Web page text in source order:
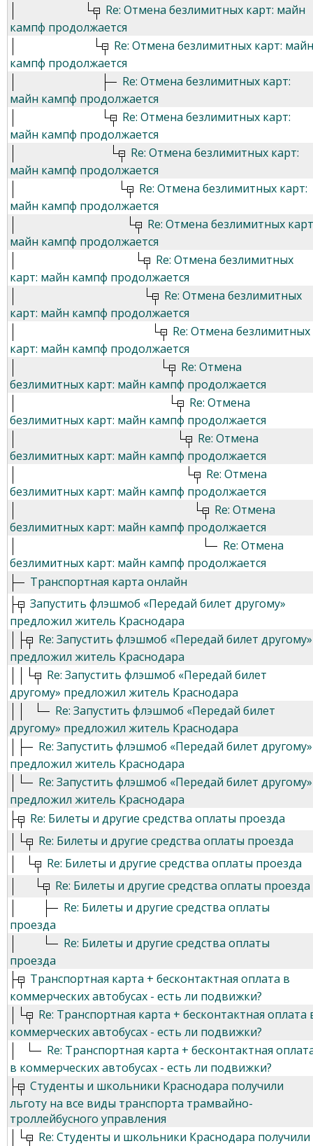
Re: Отмена безлимитных карт: майн
кампф продолжается
Re: Отмена безлимитных карт: майн
кампф продолжается
Re: Отмена безлимитных карт:
майн кампф продолжается
Re: Отмена безлимитных карт:
майн кампф продолжается
Re: Отмена безлимитных карт:
майн кампф продолжается
Re: Отмена безлимитных карт:
майн кампф продолжается
Re: Отмена безлимитных
майн кампф продолжается
Re: Отмена безлимитных
карт: майн кампф продолжается
Re: Отмена безлимитных
карт: майн кампф продолжается
Re: Отмена безлимитных
карт: майн кампф продолжается
Re: Отмена
безлимитных карт: майн кампф продолжается
Re: Отмена
безлимитных карт: майн кампф продолжается
Re: Отмена
безлимитных карт: майн кампф продолжается
Re: Отмена
безлимитных карт: майн кампф продолжается
Re: Отмена
безлимитных карт: майн кампф продолжается
Re: Отмена
безлимитных карт: майн кампф продолжается
Транспортная карта онлайн
Запустить флэшмоб «Передай билет другому»
предложил житель Краснодара
Re: Запустить флэшмоб «Передай билет другому»
предложил житель Краснодара
Re: Запустить флэшмоб «Передай билет
другому» предложил житель Краснодара
Re: Запустить флэшмоб «Передай билет
другому» предложил житель Краснодара
Re: Запустить флэшмоб «Передай билет другому»
предложил житель Краснодара
Re: Запустить флэшмоб «Передай билет другому»
предложил житель Краснодара
Re: Билеты и другие средства оплаты проезда
Re: Билеты и другие средства оплаты проезда
Re: Билеты и другие средства оплаты проезда
Re: Билеты и другие средства оплаты проезда
Re: Билеты и другие средства оплаты
проезда
Re: Билеты и другие средства оплаты
проезда
Транспортная карта + бесконтактная оплата в
коммерческих автобусах - есть ли подвижки?
Re: Транспортная карта + бесконтактная оплата
коммерческих автобусах - есть ли подвижки?
Re: Транспортная карта + бесконтактная
в коммерческих автобусах - есть ли подвижки?
Студенты и школьники Краснодара получили
льготу на все виды транспорта трамвайно-
троллейбусного управления
Re: Студенты и школьники Краснодара получили